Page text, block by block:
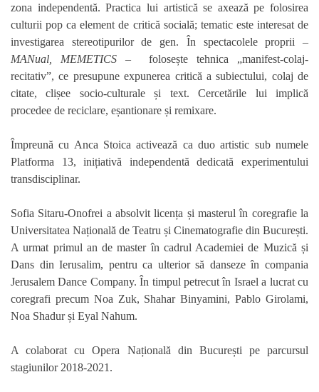
zona independentă. Practica lui artistică se axează pe folosirea
culturii pop ca element de critică socială; tematic este interesat de
investigarea stereotipurilor de gen. În spectacolele proprii –
MANual, MEMETICS – folosește tehnica „manifest-colaj-
recitativ”, ce presupune expunerea critică a subiectului, colaj de
citate, clișee socio-culturale și text. Cercetările lui implică
procedee de reciclare, eșantionare și remixare.
Împreună cu Anca Stoica activează ca duo artistic sub numele
Platforma 13, inițiativă independentă dedicată experimentului
transdisciplinar.
Sofia Sitaru-Onofrei a absolvit licența și masterul în coregrafie la
Universitatea Națională de Teatru și Cinematografie din București.
A urmat primul an de master în cadrul Academiei de Muzică și
Dans din Ierusalim, pentru ca ulterior să danseze în compania
Jerusalem Dance Company. În timpul petrecut în Israel a lucrat cu
coregrafi precum Noa Zuk, Shahar Binyamini, Pablo Girolami,
Noa Shadur și Eyal Nahum.
A colaborat cu Opera Națională din București pe parcursul
stagiunilor 2018-2021.